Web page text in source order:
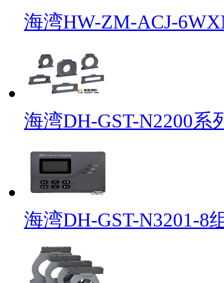
海湾HW-ZM-ACJ-
海湾DH-GST-N2200系
海湾DH-GST-N3201-8